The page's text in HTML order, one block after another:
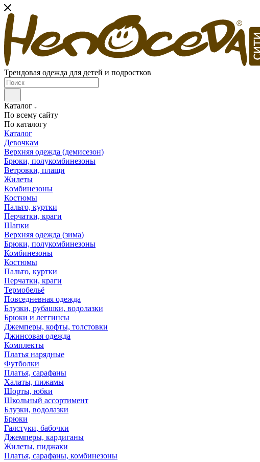
Трендовая одежда для детей и подростков
Каталог
По всему сайту
По каталогу
Каталог
Девочкам
Верхняя одежда (демисезон)
Брюки, полукомбинезоны
Ветровки, плащи
Жилеты
Комбинезоны
Костюмы
Пальто, куртки
Перчатки, краги
Шапки
Верхняя одежда (зима)
Брюки, полукомбинезоны
Комбинезоны
Костюмы
Пальто, куртки
Перчатки, краги
Термобельё
Повседневная одежда
Блузки, рубашки, водолазки
Брюки и леггинсы
Джемперы, кофты, толстовки
Джинсовая одежда
Комплекты
Платья нарядные
Футболки
Платья, сарафаны
Халаты, пижамы
Шорты, юбки
Школьный ассортимент
Блузки, водолазки
Брюки
Галстуки, бабочки
Джемперы, кардиганы
Жилеты, пиджаки
Платья, сарафаны, комбинезоны